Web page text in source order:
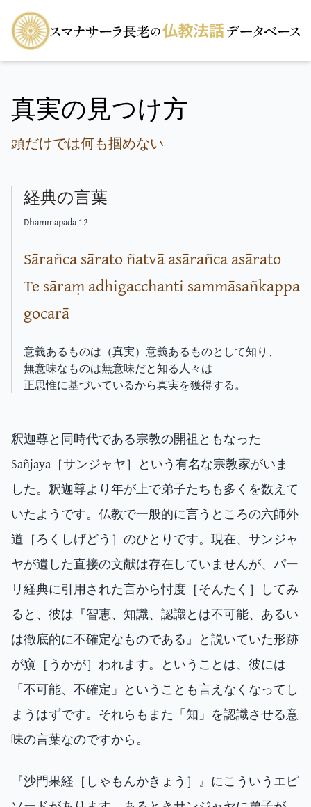
真実の見つけ方
頭だけでは何も掴めない
経典の言葉
Dhammapada 12
Sārañca sārato ñatvā asārañca asārato
Te sāraṃ adhigacchanti sammāsañkappa
gocarā
意義あるものは（真実）意義あるものとして知り、
無意味なものは無意味だと知る人々は
正思惟に基づいているから真実を獲得する。
釈迦尊と同時代である宗教の開祖ともなった
Sañjaya［サンジャヤ］という有名な宗教家がいま
した。釈迦尊より年が上で弟子たちも多くを数えて
いたようです。仏教で一般的に言うところの六師外
道［ろくしげどう］のひとりです。現在、サンジャ
ヤが遺した直接の文献は存在していませんが、パー
リ経典に引用された言から忖度［そんたく］してみ
ると、彼は『智恵、知識、認識とは不可能、あるい
は徹底的に不確定なものである』と説いていた形跡
が窺［うかが］われます。ということは、彼には
「不可能、不確定」ということも言えなくなってし
まうはずです。それらもまた「知」を認識させる意
味の言葉なのですから。
『沙門果経［しゃもんかきょう］』にこういうエピ